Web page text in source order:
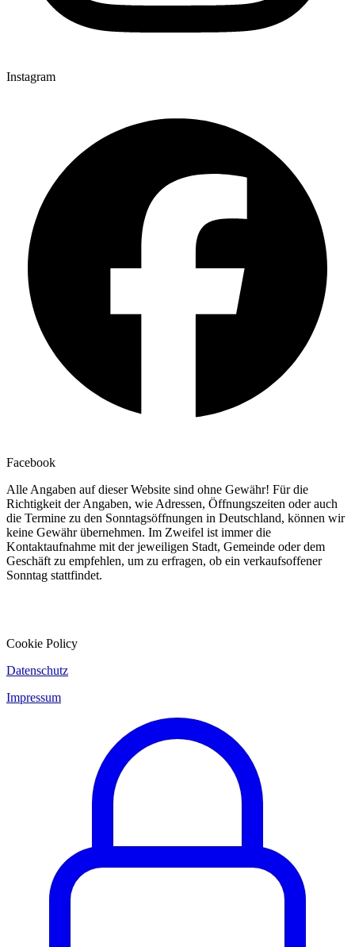
Instagram
Facebook
Alle Angaben auf dieser Website sind ohne Gewähr! Für die
Richtigkeit der Angaben, wie Adressen, Öffnungszeiten oder auch
die Termine zu den Sonntagsöffnungen in Deutschland, können wir
keine Gewähr übernehmen. Im Zweifel ist immer die
Kontaktaufnahme mit der jeweiligen Stadt, Gemeinde oder dem
Geschäft zu empfehlen, um zu erfragen, ob ein verkaufsoffener
Sonntag stattfindet.
Cookie Policy
Datenschutz
Impressum